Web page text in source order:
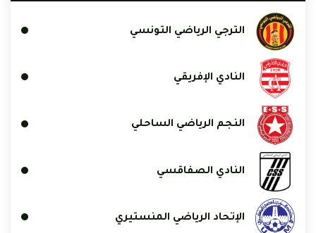
الترجي الرياضي التونسي
النادي الإفريقي
النجم الرياضي الساحلي
النادي الصفاقسي
الإتحاد الرياضي المنستيري